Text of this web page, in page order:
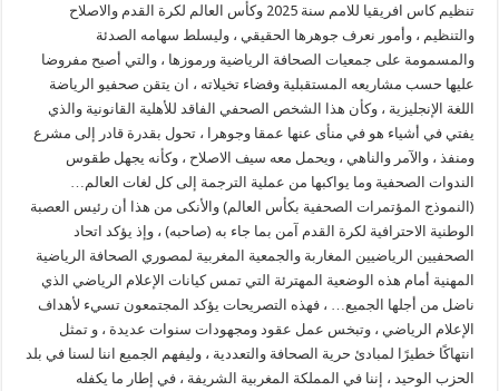
تنظيم كاس افريقيا للامم سنة 2025 وكأس العالم لكرة القدم والاصلاح
والتنظيم ، وأمور نعرف جوهرها الحقيقي ، وليسلط سهامه الصدئة
والمسمومة على جمعيات الصحافة الرياضية ورموزها ، والتي أصبح مفروضا
عليها حسب مشاريعه المستقبلية وفضاء تخيلاته ، ان يتقن صحفيو الرياضة
اللغة الإنجليزية ، وكأن هذا الشخص الصحفي الفاقد للأهلية القانونية والذي
يفتي في أشياء هو في منأى عنها عمقا وجوهرا ، تحول بقدرة قادر إلى مشرع
ومنفذ ، والآمر والناهي ، ويحمل معه سيف الاصلاح ، وكأنه يجهل طقوس
الندوات الصحفية وما يواكبها من عملية الترجمة إلى كل لغات العالم…
(النموذج المؤتمرات الصحفية بكأس العالم) والأنكى من هذا أن رئيس العصبة
الوطنية الاحترافية لكرة القدم آمن بما جاء به (صاحبه) ، وإذ يؤكد اتحاد
الصحفيين الرياضيين المغاربة والجمعية المغربية لمصوري الصحافة الرياضية
المهنية أمام هذه الوضعية المهترئة التي تمس كيانات الإعلام الرياضي الذي
ناضل من أجلها الجميع… ، فهذه التصريحات يؤكد المجتمعون تسيء لأهداف
الإعلام الرياضي ، وتبخس عمل عقود ومجهودات سنوات عديدة ، و تمثل
انتهاكًا خطيرًا لمبادئ حرية الصحافة والتعددية ، وليفهم الجميع اننا لسنا في بلد
الحزب الوحيد ، إننا في المملكة المغربية الشريفة ، في إطار ما يكفله